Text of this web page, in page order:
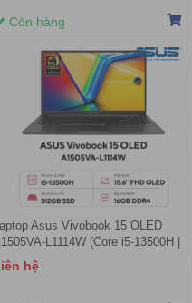
Còn hàng
Asus Vivobook 15 OLED
L1114W (Core i5-13500H |
| 512GB | Iris Xe Graphics |
FHD | Windows 11 SL |
hệ